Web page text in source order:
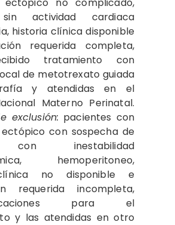
actividad cardiaca
historia clínica disponible
requerida completa,
tratamiento con
de metotrexato guiada
y atendidas en el
Materno Perinatal.
exclusión: pacientes con
con sospecha de
con inestabilidad
hemoperitoneo,
no disponible e
requerida incompleta,
para el
y las atendidas en otro